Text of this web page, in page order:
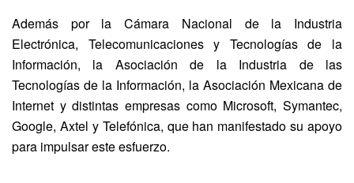
Además por la Cámara Nacional de la Industria
Electrónica, Telecomunicaciones y Tecnologías de la
Información, la Asociación de la Industria de las
Tecnologías de la Información, la Asociación Mexicana de
Internet y distintas empresas como Microsoft, Symantec,
Google, Axtel y Telefónica, que han manifestado su apoyo
para impulsar este esfuerzo.